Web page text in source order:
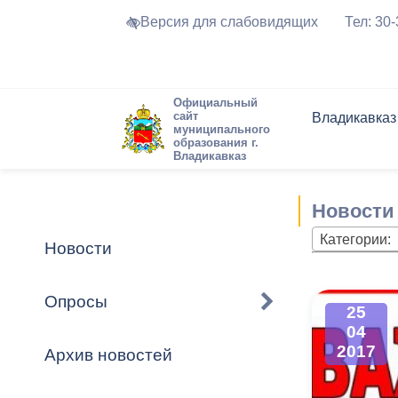
Версия для слабовидящих Тел:
Официальный
сайт
муниципального
образования г.
Владикавказ
Владикавказ
Устав города
Города-
городского
Торги и
Формы
Обратная
Комиссии
График
Новостная
Актуально
Новости
Опросы
Архив новостей
Новости
Категории:
25
04
2017